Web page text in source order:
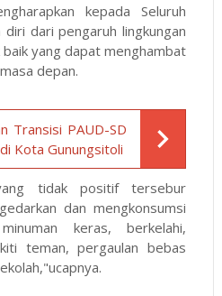
kepada Seluruh
dari pengaruh lingkungan
yang dapat menghambat
depan.
Transisi PAUD-SD
Kota Gunungsitoli
tidak positif tersebur
dan mengkonsumsi
keras, berkelahi,
teman, pergaulan bebas